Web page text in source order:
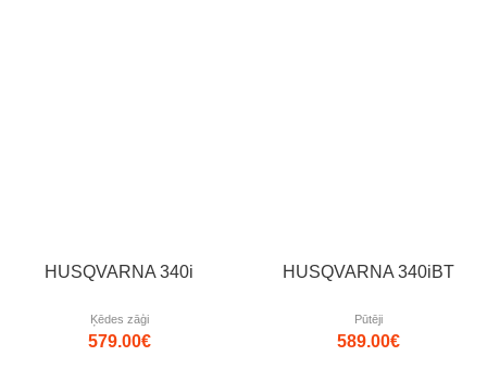
HUSQVARNA 340i
Ķēdes zāģi
579.00€
HUSQVARNA 340iBT
Pūtēji
589.00€